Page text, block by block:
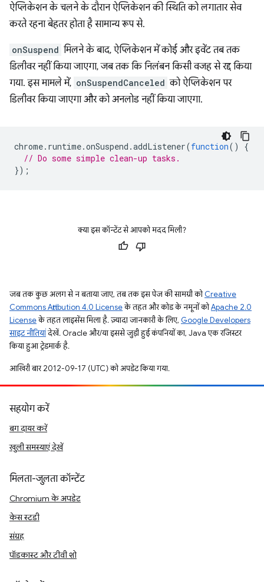
ऐप्लिकेशन के चलने के दौरान ऐप्लिकेशन की स्थिति को लगातार सेव
करते रहना बेहतर होता है सामान्य रूप से.
onSuspend मिलने के बाद, ऐप्लिकेशन में कोई और इवेंट तब तक
डिलीवर नहीं किया जाएगा, जब तक कि निलंबन किसी वजह से रद्द किया
गया. इस मामले में, onSuspendCanceled को ऐप्लिकेशन पर
डिलीवर किया जाएगा और को अनलोड नहीं किया जाएगा.
chrome. runtime.onSuspend .addListener(function()
{
// Do some simple clean-up tasks.
});
क्या इस कॉन्टेंट से आपको मदद मिली?
जब तक कुछ अलग से न बताया जाए, तब तक इस पेज की सामग्री कोCreative
Commons Attribution 4.0 Licenseके तहत और कोड के नमूनों कोApache 2.0
Licenseके तहत लाइसेंस मिला है. ज़्यादा जानकारी के लिए, Google Developers
साइट नीतियांदेखें. Oracle और/या इससे जुड़ी हुई कंपनियों का, Java एक रजिस्टर
किया हुआ ट्रेडमार्क है.
आखिरी बार 2012-09-17 (UTC) को अपडेट किया गया.
सहयोग करें
बग दायर करें
खुली समस्याएं देखें
मिलता-जुलता कॉन्टेंट
Chromium के अपडेट
केस स्टडी
संग्रह
पॉडकास्ट और टीवी शो